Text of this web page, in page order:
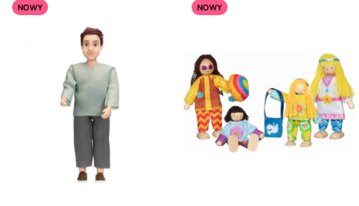
NOWY NOWY